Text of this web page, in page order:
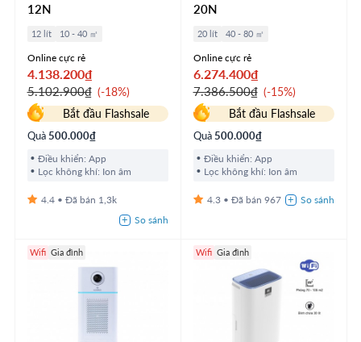
12N
12 lít 10 - 40 ㎡
Online cực rẻ
4.138.200₫
5.102.900₫
-18%
Bắt đầu Flashsale
Quà 500.000₫
Điều khiển: App
Lọc không khí: Ion âm
4.4 1,3k
20N
20 lít 40 - 80 ㎡
Online cực rẻ
6.274.400₫
7.386.500₫
-15%
Bắt đầu Flashsale
Quà 500.000₫
Điều khiển: App
Lọc không khí: Ion âm
4.3 967
Wifi Gia đình Wifi Gia đình